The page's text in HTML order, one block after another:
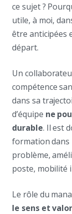
ce sujet ?
utile, à moi,
être anticipées
départ.
Un
compétence
dans sa
d’équipe ne
durable. Il est
formation dans
problème,
poste, mobilité
Le rôle du
le sens et